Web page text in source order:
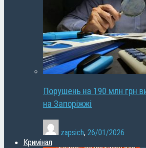
Порушень на 190 млн грн
на Запоріжжі
zapsich, 26/01/2026
Кримінал